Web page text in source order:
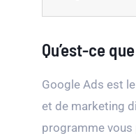
Qu’est-ce
Google Ads est
et de marketing
programme